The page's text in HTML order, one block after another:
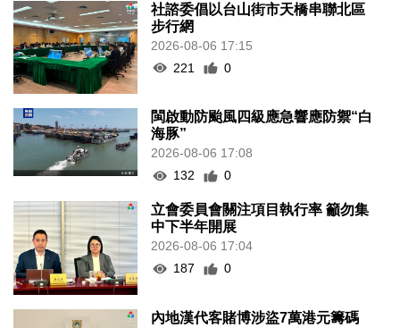
社諮委倡以台山街市天橋串聯北區
步行網
2026-08-06 17:15
221
0
閩啟動防颱風四級應急響應防禦“白
海豚”
2026-08-06 17:08
132
0
立會委員會關注項目執行率 籲勿集
中下半年開展
2026-08-06 17:04
187
0
內地漢代客賭博涉盜7萬港元籌碼